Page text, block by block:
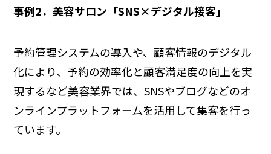
事例2．美容サロン「SNS×デジタル接客」
予約管理システムの導入や、顧客情報のデジタル
化により、予約の効率化と顧客満足度の向上を実
現するなど美容業界では、SNSやブログなどのオ
ンラインプラットフォームを活用して集客を行っ
ています。